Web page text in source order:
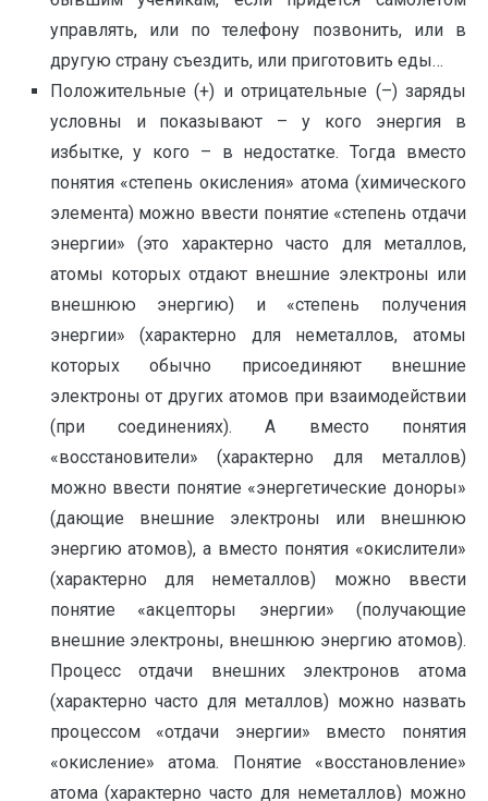
управлять, или по телефону позвонить, или в
другую страну съездить, или приготовить еды…
Положительные (+) и отрицательные (–) заряды
условны и показывают – у кого энергия в
избытке, у кого – в недостатке. Тогда вместо
понятия «степень окисления» атома (химического
элемента) можно ввести понятие «степень отдачи
энергии» (это характерно часто для металлов,
атомы которых отдают внешние электроны или
внешнюю энергию) и «степень получения
энергии» (характерно для неметаллов, атомы
которых обычно присоединяют внешние
электроны от других атомов при взаимодействии
(при соединениях). А вместо понятия
«восстановители» (характерно для металлов)
можно ввести понятие «энергетические доноры»
(дающие внешние электроны или внешнюю
энергию атомов), а вместо понятия «окислители»
(характерно для неметаллов) можно ввести
понятие «акцепторы энергии» (получающие
внешние электроны, внешнюю энергию атомов).
Процесс отдачи внешних электронов атома
(характерно часто для металлов) можно назвать
процессом «отдачи энергии» вместо понятия
«окисление» атома. Понятие «восстановление»
атома (характерно часто для неметаллов) можно